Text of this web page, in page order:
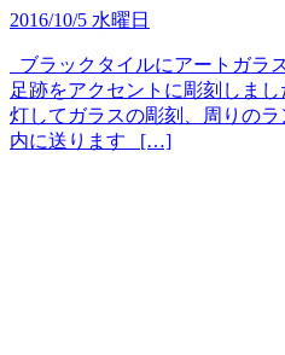
2016/10/5 水曜日
ブラックタイルにアートガラ
足跡をアクセントに彫刻しま
灯してガラスの彫刻、周りの
内に送ります […]